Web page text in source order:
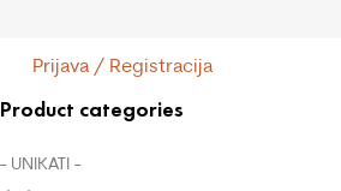
Prijava / Registracija
Product categories
- UNIKATI -